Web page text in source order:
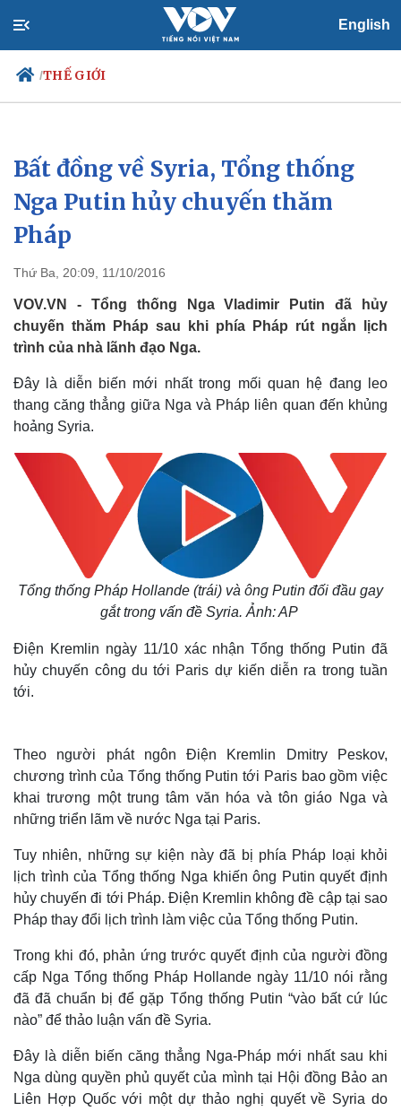
English
/THẾ GIỚI
Chính trị
Đảng
Tổ chức nhân sự
Quốc hội
Nhận diện sự thật
Xã hội
Tin 24h
Dự báo thời tiết
Bất đồng về Syria, Tổng thống
Nga Putin hủy chuyến thăm
Pháp
Thứ Ba, 20:09, 11/10/2016
VOV.VN - Tổng thống Nga Vladimir Putin đã hủy
chuyến thăm Pháp sau khi phía Pháp rút ngắn lịch
trình của nhà lãnh đạo Nga.
Đây là diễn biến mới nhất trong mối quan hệ đang leo
thang căng thẳng giữa Nga và Pháp liên quan đến khủng
hoảng Syria.
Tổng thống Pháp Hollande (trái) và ông Putin đối đầu gay
gắt trong vấn đề Syria. Ảnh: AP
Điện Kremlin ngày 11/10 xác nhận Tổng thống Putin đã
hủy chuyến công du tới Paris dự kiến diễn ra trong tuần
tới.
Theo người phát ngôn Điện Kremlin Dmitry Peskov,
chương trình của Tổng thống Putin tới Paris bao gồm việc
khai trương một trung tâm văn hóa và tôn giáo Nga và
những triển lãm về nước Nga tại Paris.
Tuy nhiên, những sự kiện này đã bị phía Pháp loại khỏi
lịch trình của Tổng thống Nga khiến ông Putin quyết định
hủy chuyến đi tới Pháp. Điện Kremlin không đề cập tại sao
Pháp thay đổi lịch trình làm việc của Tổng thống Putin.
Trong khi đó, phản ứng trước quyết định của người đồng
cấp Nga Tổng thống Pháp Hollande ngày 11/10 nói rằng
đã đã chuẩn bị để gặp Tổng thống Putin “vào bất cứ lúc
nào” để thảo luận vấn đề Syria.
Đây là diễn biến căng thẳng Nga-Pháp mới nhất sau khi
Nga dùng quyền phủ quyết của mình tại Hội đồng Bảo an
Liên Hợp Quốc với một dự thảo nghị quyết về Syria do